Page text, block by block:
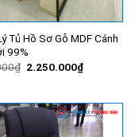
Tủ Hồ Sơ Gỗ MDF Cánh
99%
₫ Giá
2.250.000₫Giá
hiện